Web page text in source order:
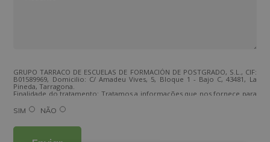
GRUPO TARRACO DE ESCUELAS DE FORMACIÓN DE POSTGRADO, S.L., CIF:
B01589969, Domicilio: C/ Amadeu Vives, 5, Bloque 1 - Bajo C, 43481, La
Pineda, Tarragona.
Finalidade do tratamento: Tratamos a informações que nos fornece para
comercial relacionadas com os produtos oferecidos e outros produtos
que possam ser do seu interesse. Legitimação do tratamento:
identificando-se suficientemente e contactando-nos para o endereço
SIM NÃO